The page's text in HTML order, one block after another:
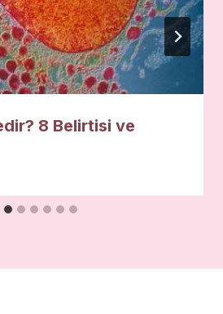
8 Belirtisi ve